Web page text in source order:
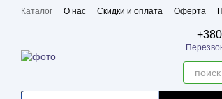
Перейти к основному контенту
Каталог О нас Скидки и оплата Оферта